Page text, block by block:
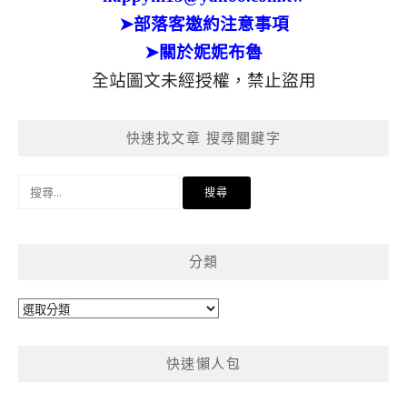
➤部落客邀約注意事項
➤關於妮妮布魯
全站圖文未經授權，禁止盜用
快速找文章 搜尋關鍵字
分類
分
快速懶人包